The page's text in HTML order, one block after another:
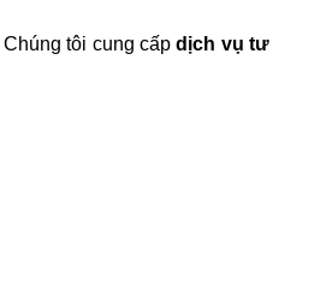
tôi cung cấpdịch vụ tư